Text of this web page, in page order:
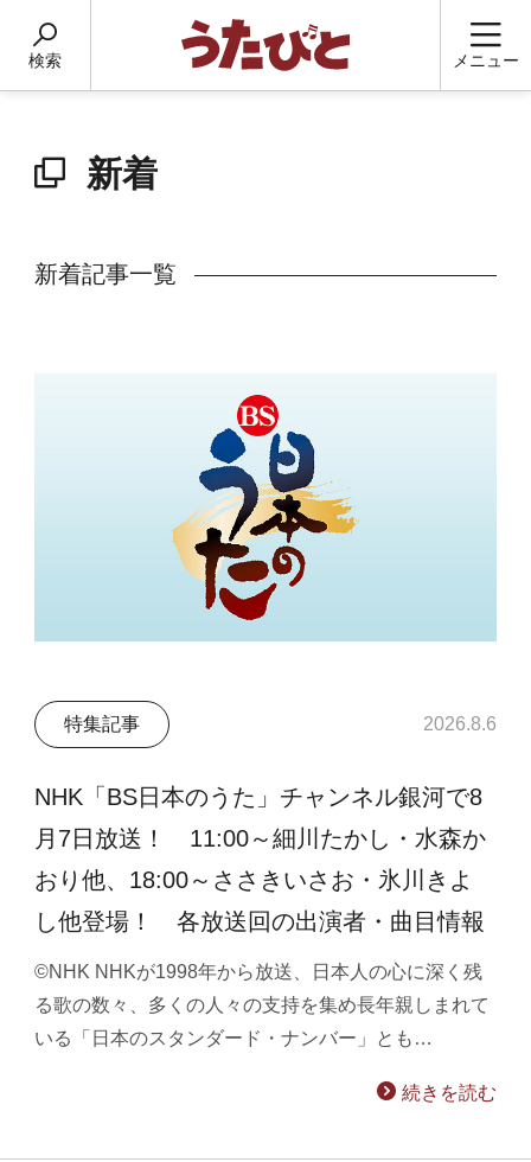
検索 メニュー
新着
新着記事一覧
特集記事 2026.8.6
NHK「BS日本のうた」チャンネル銀河で8
月7日放送！ 11:00～細川たかし・水森か
おり他、18:00～ささきいさお・氷川きよ
し他登場！ 各放送回の出演者・曲目情報
©NHK NHKが1998年から放送、日本人の心に深く残
る歌の数々、多くの人々の支持を集め長年親しまれて
いる「日本のスタンダード・ナンバー」とも…
続きを読む